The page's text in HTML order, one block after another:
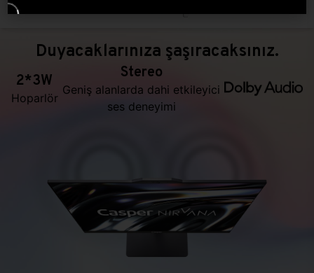
Duyacaklarınıza şaşıracaksınız.
2*3W
Hoparlör
Stereo
Geniş alanlarda dahi etkileyici
ses deneyimi